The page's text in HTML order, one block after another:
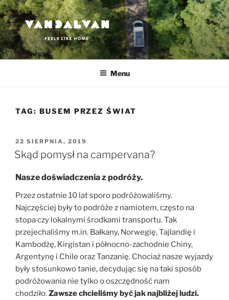
Przejdź
do
treści
VANDALVAN
Feels like home
Menu
TAG: BUSEM PRZEZ ŚWIAT
OPUBLIKOWANE
W
22 SIERPNIA, 2019
Skąd pomysł na campervana?
Nasze doświadczenia z podróży.
Przez ostatnie 10 lat sporo podróżowaliśmy.
Najczęściej były to podróże z namiotem, często na
stopa czy lokalnymi środkami transportu. Tak
przejechaliśmy m.in. Bałkany, Norwegię, Tajlandię i
Kambodżę, Kirgistan i północno-zachodnie Chiny,
Argentynę i Chile oraz Tanzanię. Chociaż nasze wyjazdy
były stosunkowo tanie, decydując się na taki sposób
podróżowania nie tylko o oszczędność nam
chodziło.Zawsze chcieliśmy być jak najbliżej ludzi.